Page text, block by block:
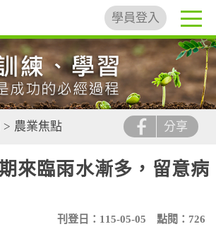
學員登入
> 農業焦點 分享
來臨雨水漸多，留意病
刊登日：115-05-05 點閱：726